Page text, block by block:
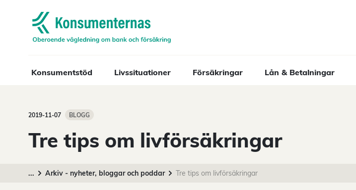
Navigera till startsidan
Konsumentstöd Livssituationer Försäkringar Lån & Betalningar
2019-11-07 BLOGG
Tre tips om livförsäkringar
... Arkiv - nyheter, bloggar och poddar Tre tips om livförsäkringar